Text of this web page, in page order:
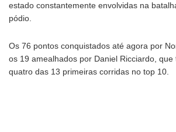
estado constantemente envolvidas na
pódio.
Os 76 pontos conquistados até agora por
os 19 amealhados por Daniel Ricciardo,
quatro das 13 primeiras corridas no top 10.